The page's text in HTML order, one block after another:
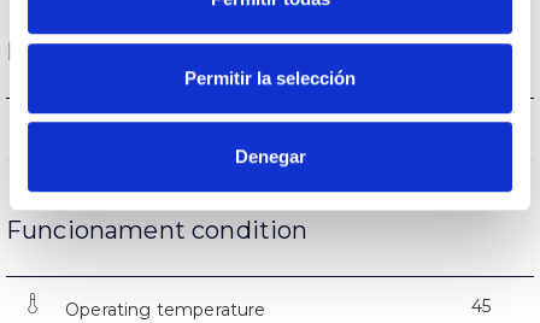
Permitir la selección
Denegar
Life
(L70B50>)50.000h
Funcionament condition
Operating temperature 45